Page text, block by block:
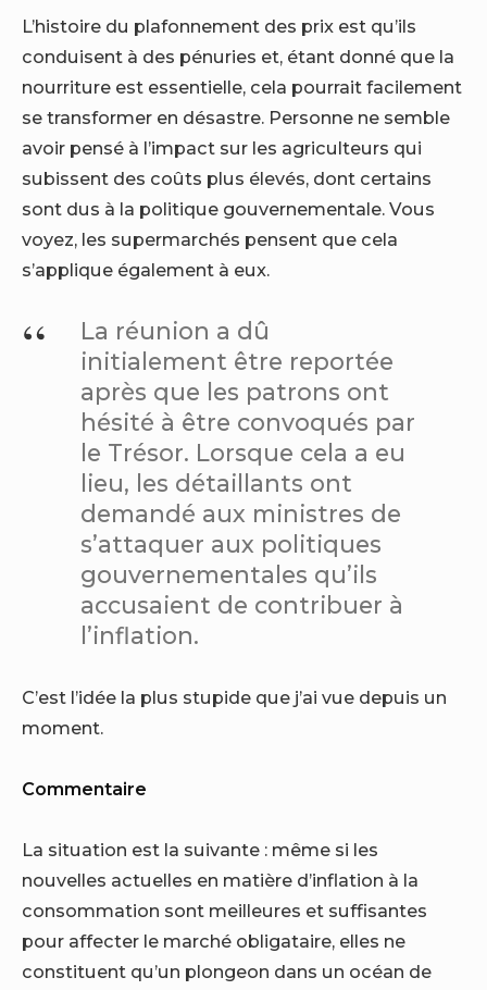
L’histoire du plafonnement des prix est qu’ils
conduisent à des pénuries et, étant donné que la
nourriture est essentielle, cela pourrait facilement
se transformer en désastre. Personne ne semble
avoir pensé à l’impact sur les agriculteurs qui
subissent des coûts plus élevés, dont certains
sont dus à la politique gouvernementale. Vous
voyez, les supermarchés pensent que cela
s’applique également à eux.
La réunion a dû
initialement être reportée
après que les patrons ont
hésité à être convoqués par
le Trésor. Lorsque cela a eu
lieu, les détaillants ont
demandé aux ministres de
s’attaquer aux politiques
gouvernementales qu’ils
accusaient de contribuer à
l’inflation.
C’est l’idée la plus stupide que j’ai vue depuis un
moment.
Commentaire
La situation est la suivante : même si les
nouvelles actuelles en matière d’inflation à la
consommation sont meilleures et suffisantes
pour affecter le marché obligataire, elles ne
constituent qu’un plongeon dans un océan de